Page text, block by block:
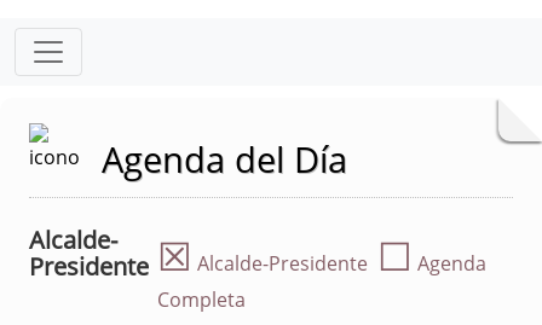
Agenda del Día
Alcalde-
Presidente ☒ Alcalde-Presidente ☐ Agenda
Completa